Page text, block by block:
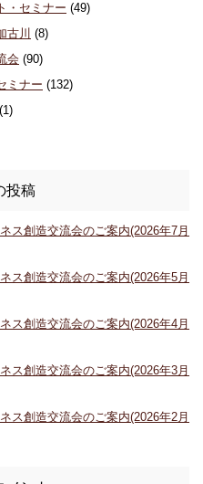
・セミナー (49)
古川 (8)
会 (90)
ミナー (132)
(1)
投稿
ス創造交流会のご案内(2026年7月
ス創造交流会のご案内(2026年5月
ス創造交流会のご案内(2026年4月
ス創造交流会のご案内(2026年3月
ス創造交流会のご案内(2026年2月